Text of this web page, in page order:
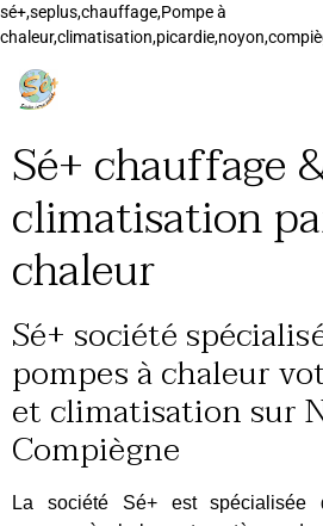
sé+,seplus,chauffage,Pompe à
Sé+ chauffage
climatisation
chaleur
Sé+ société
pompes à chaleur
et climatisation sur
Compiègne
La société Sé+ est spécialisée